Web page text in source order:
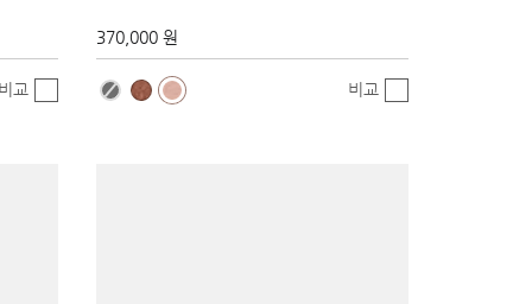
교
370,000 원
비교